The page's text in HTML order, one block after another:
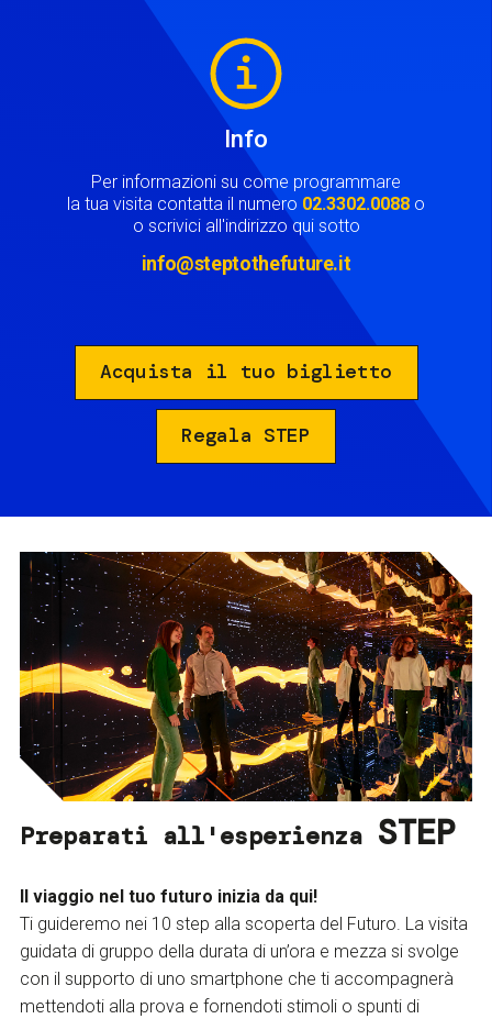
Info
Per informazioni su come programmare
la tua visita contatta il numero 02.3302.0088 o
o scrivici all'indirizzo qui sotto
info@steptothefuture.it
Acquista il tuo biglietto
Regala STEP
Preparati all'esperienza STEP
Il viaggio nel tuo futuro inizia da qui!
Ti guideremo nei 10 step alla scoperta del Futuro. La visita
guidata di gruppo della durata di un’ora e mezza si svolge
con il supporto di uno smartphone che ti accompagnerà
mettendoti alla prova e fornendoti stimoli o spunti di